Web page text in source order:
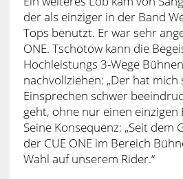
der als einziger in der Band
Tops benutzt. Er war sehr
ONE. Tschotow kann die
Hochleistungs 3-Wege
nachvollziehen: „Der hat mich
Einsprechen schwer
geht, ohne nur einen einzigen
Seine Konsequenz: „Seit dem
der CUE ONE im Bereich
Wahl auf unserem Rider.“